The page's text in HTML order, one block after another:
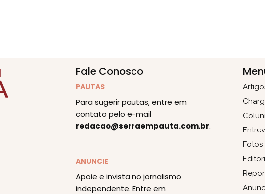
Fale Conosco
PAUTAS
Para sugerir pautas, entre em
contato pelo e-mail
redacao@serraempauta.com.br.
ANUNCIE
Apoie e invista no jornalismo
independente. Entre em
Fotos